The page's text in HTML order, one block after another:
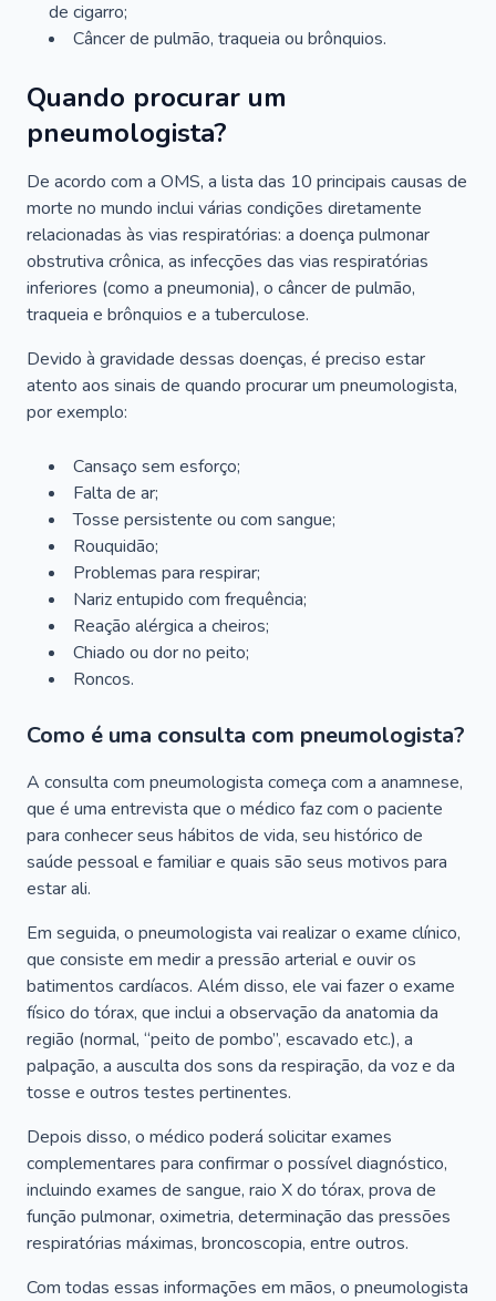
de cigarro;
Câncer de pulmão, traqueia ou brônquios.
Quando procurar um
pneumologista?
De acordo com a OMS, a lista das 10 principais causas de
morte no mundo inclui várias condições diretamente
relacionadas às vias respiratórias: a doença pulmonar
obstrutiva crônica, as infecções das vias respiratórias
inferiores (como a pneumonia), o câncer de pulmão,
traqueia e brônquios e a tuberculose.
Devido à gravidade dessas doenças, é preciso estar
atento aos sinais de quando procurar um pneumologista,
por exemplo:
Cansaço sem esforço;
Falta de ar;
Tosse persistente ou com sangue;
Rouquidão;
Problemas para respirar;
Nariz entupido com frequência;
Reação alérgica a cheiros;
Chiado ou dor no peito;
Roncos.
Como é uma consulta com pneumologista?
A consulta com pneumologista começa com a anamnese,
que é uma entrevista que o médico faz com o paciente
para conhecer seus hábitos de vida, seu histórico de
saúde pessoal e familiar e quais são seus motivos para
estar ali.
Em seguida, o pneumologista vai realizar o exame clínico,
que consiste em medir a pressão arterial e ouvir os
batimentos cardíacos. Além disso, ele vai fazer o exame
físico do tórax, que inclui a observação da anatomia da
região (normal, “peito de pombo”, escavado etc.), a
palpação, a ausculta dos sons da respiração, da voz e da
tosse e outros testes pertinentes.
Depois disso, o médico poderá solicitar exames
complementares para confirmar o possível diagnóstico,
incluindo exames de sangue, raio X do tórax, prova de
função pulmonar, oximetria, determinação das pressões
respiratórias máximas, broncoscopia, entre outros.
Com todas essas informações em mãos, o pneumologista